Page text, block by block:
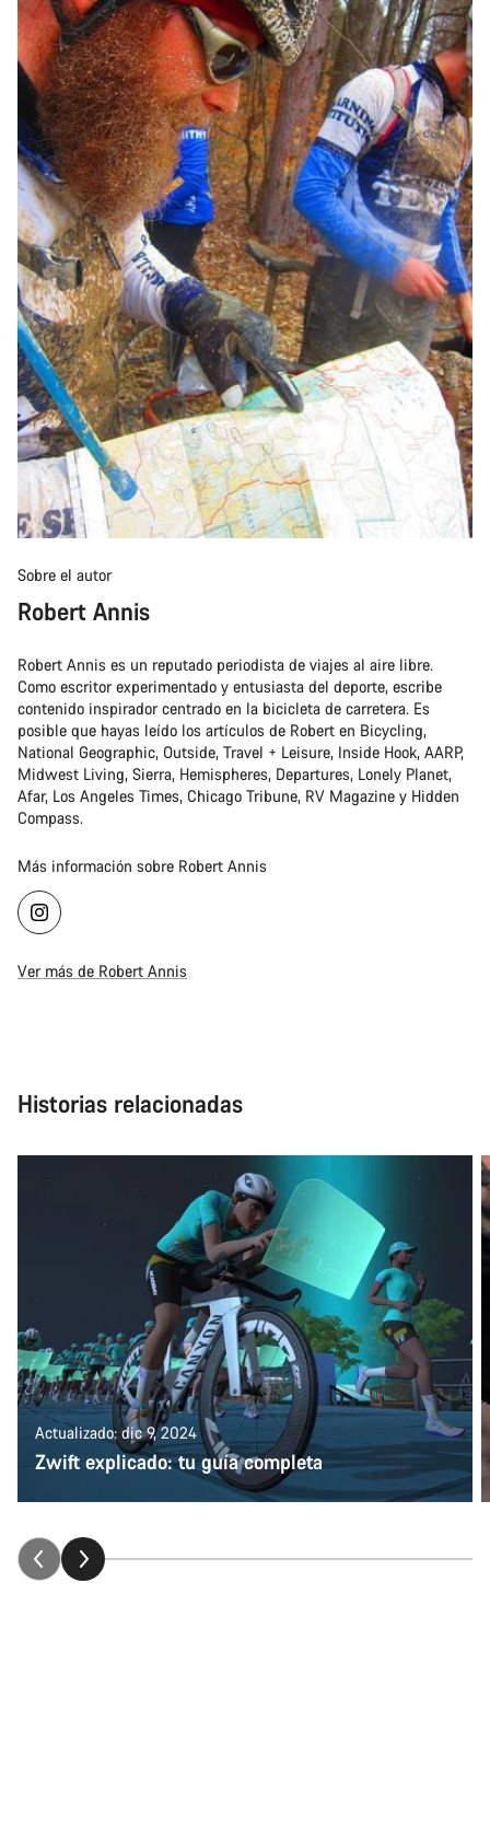
Sobre el autor
Robert Annis
Robert Annis es un reputado periodista de viajes al aire libre.
Como escritor experimentado y entusiasta del deporte, escribe
contenido inspirador centrado en la bicicleta de carretera. Es
posible que hayas leído los artículos de Robert en Bicycling,
National Geographic, Outside, Travel + Leisure, Inside Hook, AARP,
Midwest Living, Sierra, Hemispheres, Departures, Lonely Planet,
Afar, Los Angeles Times, Chicago Tribune, RV Magazine y Hidden
Compass.
Más información sobre Robert Annis
Ver más de Robert Annis
Historias relacionadas
Actualizado: dic 9, 2024
Zwift explicado: tu guía completa